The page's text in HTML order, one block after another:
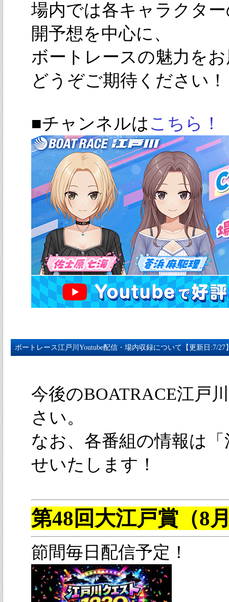
場内では各キャラクタ
開予想を中心に、
ボートレースの魅力を
どうぞご期待ください！
■チャンネルは こちら！
ボートレース江戸川Youtube配信・場内収録について【更新日:7/27
今後のBOATRACE江戸
さい。
なお、各番組の情報は「
せいたします！
第48回大江戸賞（8
節間毎日配信予定！